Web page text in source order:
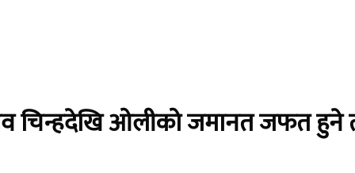
चिन्हदेखि ओलीको जमानत जफत हुने